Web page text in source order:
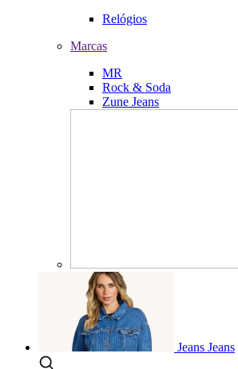
Relógios
Marcas
MR
Rock & Soda
Zune Jeans
Jeans Jeans